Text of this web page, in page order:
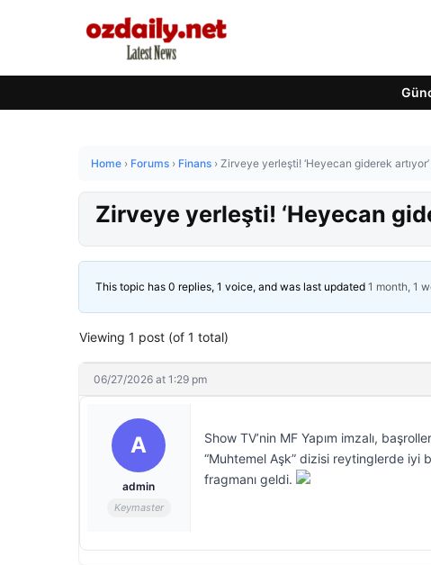
Home › Forums › Finans › Zirveye yerleşti! ‘Heyecan giderek artıyor’
Zirveye yerleşti! ‘Heyecan
This topic has 0 replies, 1 voice, and was last updated 1 month, 1
Viewing 1 post (of 1 total)
06/27/2026 at 1:29 pm
A
admin
Keymaster
Show TV’nin MF Yapım imzalı,
“Muhtemel Aşk” dizisi reytinglerde iyi
fragmanı geldi.